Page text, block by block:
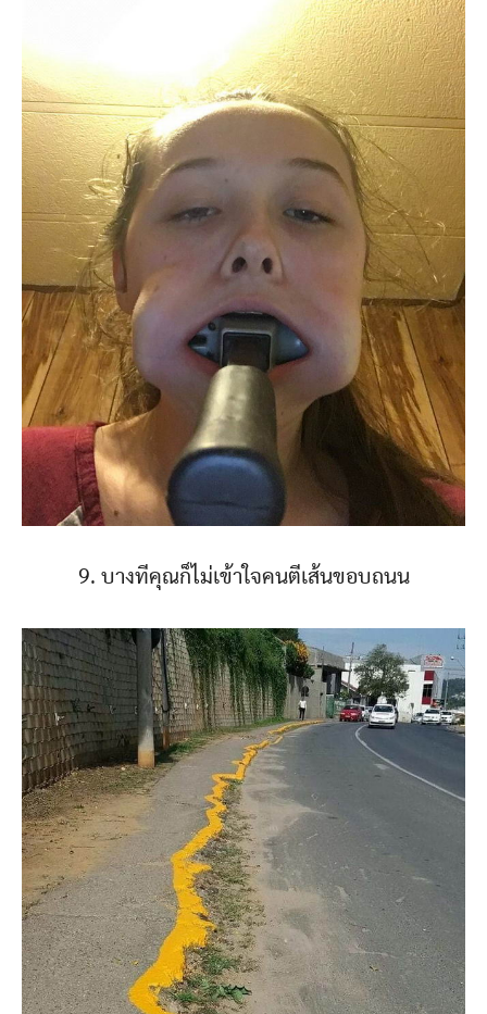
9. บางทีคุณก็ไม่เข้าใจคนตีเส้นขอบถนน